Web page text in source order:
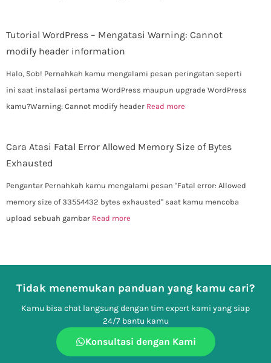
Tutorial WordPress – Mengatasi Warning: Cannot
modify header information
Halo, Sob! Pernahkah kamu mengalami pesan peringatan seperti
ini saat instalasi pertama WordPress maupun upgrade WordPress
kamu?Warning: Cannot modify header Read more
Cara Atasi Fatal Error Allowed Memory Size of Bytes
Exhausted
Pengantar Pernahkah kamu mengalami pesan "Fatal error: Allowed
memory size of 33554432 bytes exhausted" saat kamu mencoba
upload sebuah gambar Read more
Tidak menemukan panduan yang kamu cari?
Kamu bisa chat langsung dengan tim expert kami yang siap
24/7 bantu kamu
Konsultasi dengan Kami